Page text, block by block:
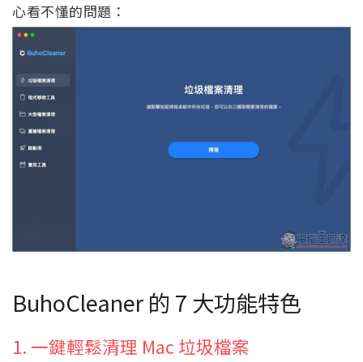
心看不懂的問題：
BuhoCleaner 的 7 大功能特色
1. 一鍵輕鬆清理 Mac 垃圾檔案